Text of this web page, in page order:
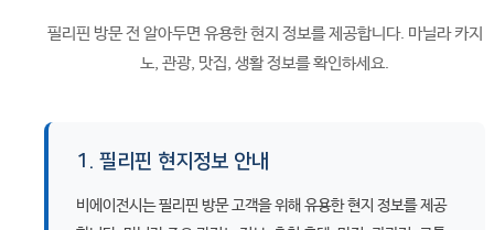
필리핀 방문 전 알아두면 유용한 현지 정보를 제공합니다. 마닐라 카지
노, 관광, 맛집, 생활 정보를 확인하세요.
1. 필리핀 현지정보 안내
비에이전시는 필리핀 방문 고객을 위해 유용한 현지 정보를 제공